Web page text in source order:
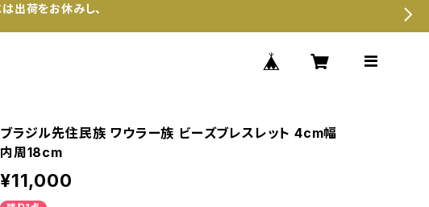
荷をお休みし、
ブラジル先住民族 ワウラー族 ビーズブレスレット 4cm幅
内周18cm
¥11,000